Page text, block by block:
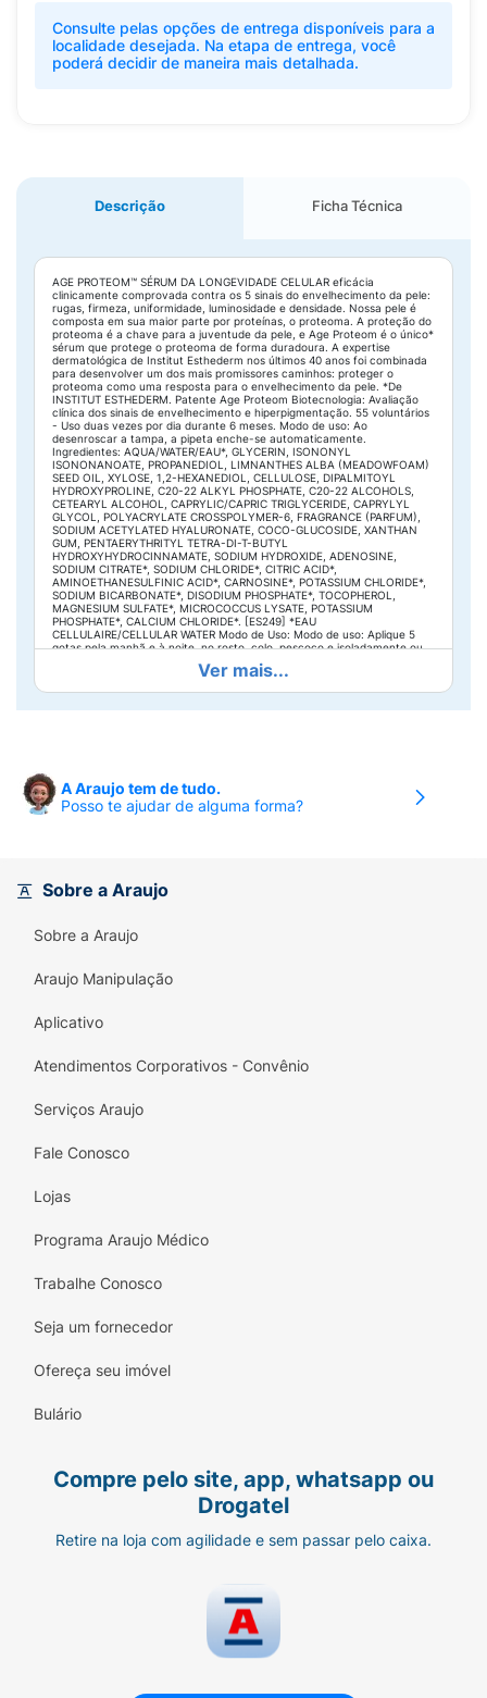
Consulte pelas opções de entrega disponíveis para a
localidade desejada. Na etapa de entrega, você
poderá decidir de maneira mais detalhada.
Descrição Ficha Técnica
AGE PROTEOM™ SÉRUM DA LONGEVIDADE CELULAR eficácia
clinicamente comprovada contra os 5 sinais do envelhecimento da pele:
rugas, firmeza, uniformidade, luminosidade e densidade. Nossa pele é
composta em sua maior parte por proteínas, o proteoma. A proteção do
proteoma é a chave para a juventude da pele, e Age Proteom é o único*
sérum que protege o proteoma de forma duradoura. A expertise
dermatológica de Institut Esthederm nos últimos 40 anos foi combinada
para desenvolver um dos mais promissores caminhos: proteger o
proteoma como uma resposta para o envelhecimento da pele. *De
INSTITUT ESTHEDERM. Patente Age Proteom Biotecnologia: Avaliação
clínica dos sinais de envelhecimento e hiperpigmentação. 55 voluntários
- Uso duas vezes por dia durante 6 meses. Modo de uso: Ao
desenroscar a tampa, a pipeta enche-se automaticamente.
Ingredientes: AQUA/WATER/EAU*, GLYCERIN, ISONONYL
ISONONANOATE, PROPANEDIOL, LIMNANTHES ALBA (MEADOWFOAM)
SEED OIL, XYLOSE, 1,2-HEXANEDIOL, CELLULOSE, DIPALMITOYL
HYDROXYPROLINE, C20-22 ALKYL PHOSPHATE, C20-22 ALCOHOLS,
CETEARYL ALCOHOL, CAPRYLIC/CAPRIC TRIGLYCERIDE, CAPRYLYL
GLYCOL, POLYACRYLATE CROSSPOLYMER-6, FRAGRANCE (PARFUM),
SODIUM ACETYLATED HYALURONATE, COCO-GLUCOSIDE, XANTHAN
GUM, PENTAERYTHRITYL TETRA-DI-T-BUTYL
HYDROXYHYDROCINNAMATE, SODIUM HYDROXIDE, ADENOSINE,
SODIUM CITRATE*, SODIUM CHLORIDE*, CITRIC ACID*,
AMINOETHANESULFINIC ACID*, CARNOSINE*, POTASSIUM CHLORIDE*,
SODIUM BICARBONATE*, DISODIUM PHOSPHATE*, TOCOPHEROL,
MAGNESIUM SULFATE*, MICROCOCCUS LYSATE, POTASSIUM
PHOSPHATE*, CALCIUM CHLORIDE*. [ES249] *EAU
CELLULAIRE/CELLULAR WATER Modo de Uso: Modo de uso: Aplique 5
gotas pela manhã e à noite, no rosto, colo, pescoço e isoladamente ou
antes da sua rotina de cuidados anti-idade. Para fechar, rosqueie a
tampa até acionar a trava de segurança.
Ver mais...
A Araujo tem de tudo.
Posso te ajudar de alguma forma?
Sobre a Araujo
Sobre a Araujo
Araujo Manipulação
Aplicativo
Atendimentos Corporativos - Convênio
Serviços Araujo
Fale Conosco
Lojas
Programa Araujo Médico
Trabalhe Conosco
Seja um fornecedor
Ofereça seu imóvel
Bulário
Compre pelo site, app, whatsapp ou
Drogatel
Retire na loja com agilidade e sem passar pelo caixa.